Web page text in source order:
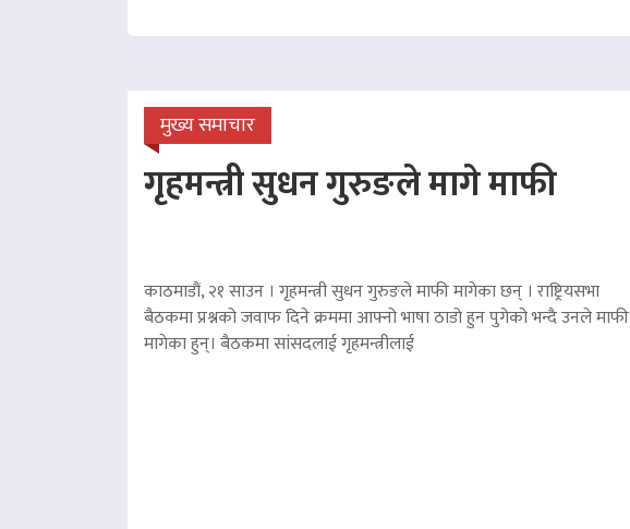
मुख्य समाचार
गृहमन्त्री सुधन गुरुङले मागे माफी
काठमाडौं, २१ साउन । गृहमन्त्री सुधन गुरुङले माफी मागेका छन् । राष्ट्रियसभा
बैठकमा प्रश्नको जवाफ दिने क्रममा आफ्नो भाषा ठाडो हुन पुगेको भन्दै उनले माफी
मागेका हुन्। बैठकमा सांसदलाई गृहमन्त्रीलाई